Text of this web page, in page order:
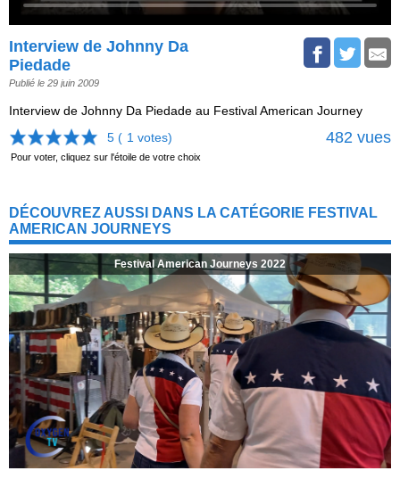
Interview de Johnny Da
Piedade
Publié le 29 juin 2009
Interview de Johnny Da Piedade au Festival American Journey
5 ( 1 votes) 482 vues
Pour voter, cliquez sur l'étoile de votre choix
DÉCOUVREZ AUSSI DANS LA CATÉGORIE FESTIVAL
AMERICAN JOURNEYS
Festival American Journeys 2022